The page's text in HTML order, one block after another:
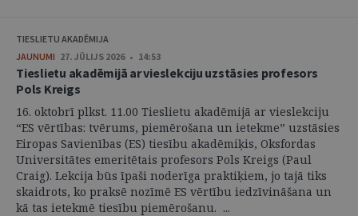
TIESLIETU AKADĒMIJA
JAUNUMI 27. JŪLIJS 2026 • 14:53
Tieslietu akadēmijā ar vieslekciju uzstāsies profesors
Pols Kreigs
16. oktobrī plkst. 11.00 Tieslietu akadēmijā ar vieslekciju
“ES vērtības: tvērums, piemērošana un ietekme” uzstāsies
Eiropas Savienības (ES) tiesību akadēmiķis, Oksfordas
Universitātes emeritētais profesors Pols Kreigs (Paul
Craig). Lekcija būs īpaši noderīga praktiķiem, jo tajā tiks
skaidrots, ko praksē nozīmē ES vērtību iedzīvināšana un
kā tas ietekmē tiesību piemērošanu. ...